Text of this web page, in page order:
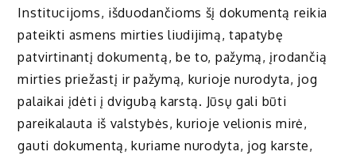
Institucijoms, išduodančioms šį dokumentą reikia
pateikti asmens mirties liudijimą, tapatybę
patvirtinantį dokumentą, be to, pažymą, įrodančią
mirties priežastį ir pažymą, kurioje nurodyta, jog
palaikai įdėti į dvigubą karstą. Jūsų gali būti
pareikalauta iš valstybės, kurioje velionis mirė,
gauti dokumentą, kuriame nurodyta, jog karste,